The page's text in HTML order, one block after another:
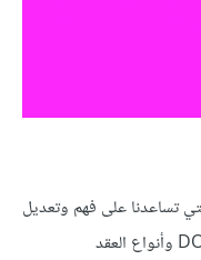
تساعدنا على فهم وتعديل
DOM كما تعرفنا على البنية الشجرية لل DOM وأنواع العقد